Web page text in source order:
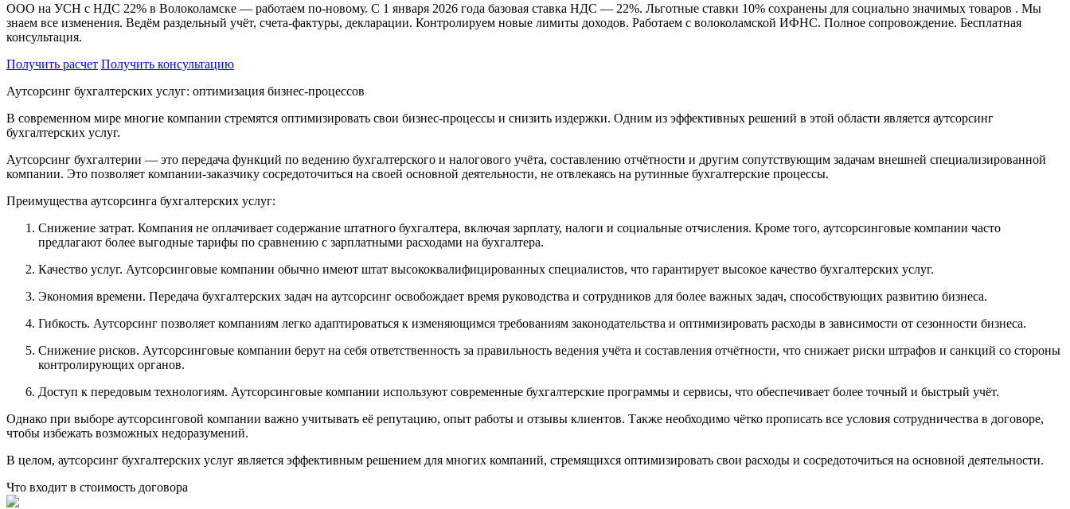
ООО на УСН с НДС 22% в Волоколамске — работаем по-новому. С 1 января 2026 года базовая ставка НДС — 22%. Льготные ставки 10% сохранены для социально значимых товаров . Мы
знаем все изменения. Ведём раздельный учёт, счета-фактуры, декларации. Контролируем новые лимиты доходов. Работаем с волоколамской ИФНС. Полное сопровождение. Бесплатная
консультация.
Получить расчет Получить консультацию
Аутсорсинг бухгалтерских услуг: оптимизация бизнес-процессов
В современном мире многие компании стремятся оптимизировать свои бизнес-процессы и снизить издержки. Одним из эффективных решений в этой области является аутсорсинг
бухгалтерских услуг.
Аутсорсинг бухгалтерии — это передача функций по ведению бухгалтерского и налогового учёта, составлению отчётности и другим сопутствующим задачам внешней специализированной
компании. Это позволяет компании-заказчику сосредоточиться на своей основной деятельности, не отвлекаясь на рутинные бухгалтерские процессы.
Преимущества аутсорсинга бухгалтерских услуг:
Снижение затрат. Компания не оплачивает содержание штатного бухгалтера, включая зарплату, налоги и социальные отчисления. Кроме того, аутсорсинговые компании часто
предлагают более выгодные тарифы по сравнению с зарплатными расходами на бухгалтера.
Качество услуг. Аутсорсинговые компании обычно имеют штат высококвалифицированных специалистов, что гарантирует высокое качество бухгалтерских услуг.
Экономия времени. Передача бухгалтерских задач на аутсорсинг освобождает время руководства и сотрудников для более важных задач, способствующих развитию бизнеса.
Гибкость. Аутсорсинг позволяет компаниям легко адаптироваться к изменяющимся требованиям законодательства и оптимизировать расходы в зависимости от сезонности бизнеса.
Снижение рисков. Аутсорсинговые компании берут на себя ответственность за правильность ведения учёта и составления отчётности, что снижает риски штрафов и санкций со стороны
контролирующих органов.
Доступ к передовым технологиям. Аутсорсинговые компании используют современные бухгалтерские программы и сервисы, что обеспечивает более точный и быстрый учёт.
Однако при выборе аутсорсинговой компании важно учитывать её репутацию, опыт работы и отзывы клиентов. Также необходимо чётко прописать все условия сотрудничества в договоре,
чтобы избежать возможных недоразумений.
В целом, аутсорсинг бухгалтерских услуг является эффективным решением для многих компаний, стремящихся оптимизировать свои расходы и сосредоточиться на основной деятельности.
Что входит в стоимость договора